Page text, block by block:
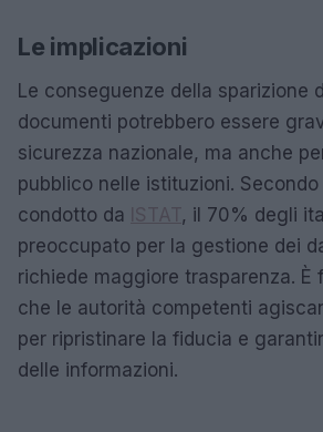
Le implicazioni
Le conseguenze della sparizione
documenti potrebbero essere
sicurezza nazionale, ma anche
pubblico nelle istituzioni.
condotto da
, il 70% degli
preoccupato per la gestione dei
richiede maggiore trasparenza. È
che le autorità competenti
per ripristinare la fiducia e
delle informazioni.